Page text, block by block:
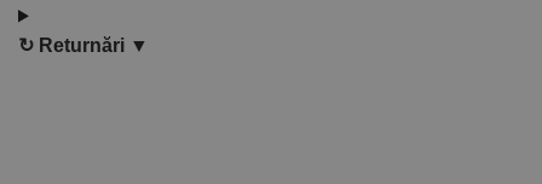
↻ Returnări ▼